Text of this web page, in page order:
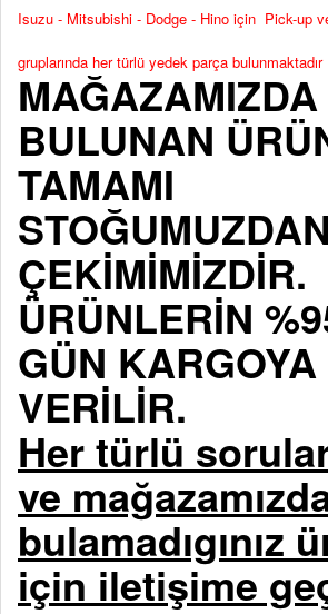
Isuzu - Mitsubishi - Dodge - Hino için Pick-up
gruplarında her türlü yedek parça bulunmaktadır
MAĞAZAMIZDA
BULUNAN
TAMAMI
ÇEKİMİMİZDİR.
ÜRÜNLERİN
GÜN KARGOYA
VERİLİR.
Her türlü
ve
bulamadıgınız
için iletişime